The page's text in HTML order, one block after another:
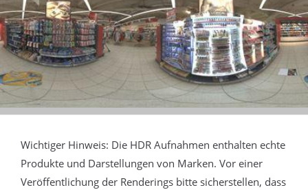
Wichtiger Hinweis: Die HDR Aufnahmen enthalten echte
Produkte und Darstellungen von Marken. Vor einer
Veröffentlichung der Renderings bitte sicherstellen, dass